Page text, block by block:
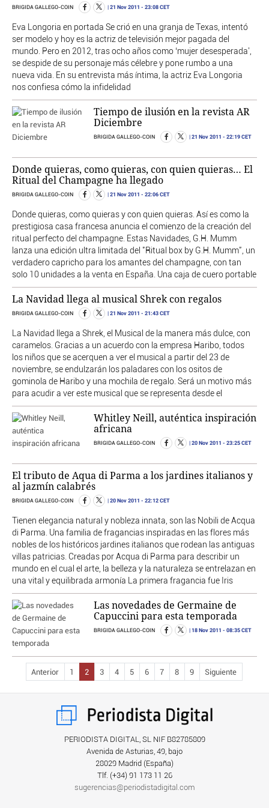
BRIGIDA GALLEGO-COIN 21 Nov 2011 - 23:08 CET
Eva Longoria en portada Se crió en una granja de Texas, intentó
ser modelo y hoy es la actriz de televisión mejor pagada del
mundo. Pero en 2012, tras ocho años como ‘mujer desesperada',
se despide de su personaje más célebre y pone rumbo a una
nueva vida. En su entrevista más íntima, la actriz Eva Longoria
nos confiesa cómo la infidelidad
Tiempo de ilusión en la revista AR
Diciembre
BRIGIDA GALLEGO-COIN 21 Nov 2011 - 22:19 CET
Donde quieras, como quieras, con quien quieras… El
Ritual del Champagne ha llegado
BRIGIDA GALLEGO-COIN 21 Nov 2011 - 22:06 CET
Donde quieras, como quieras y con quien quieras. Así es como la
prestigiosa casa francesa anuncia el comienzo de la creación del
ritual perfecto del champagne. Estas Navidades, G.H. Mumm
lanza una edición ultra limitada del "Ritual box by G.H. Mumm", un
verdadero capricho para los amantes del champagne, con tan
solo 10 unidades a la venta en España. Una caja de cuero portable
La Navidad llega al musical Shrek con regalos
BRIGIDA GALLEGO-COIN 21 Nov 2011 - 21:43 CET
La Navidad llega a Shrek, el Musical de la manera más dulce, con
caramelos. Gracias a un acuerdo con la empresa Haribo, todos
los niños que se acerquen a ver el musical a partir del 23 de
noviembre, se endulzarán los paladares con los ositos de
gominola de Haribo y una mochila de regalo. Será un motivo más
para acudir a ver este musical que se representa desde el
Whitley Neill, auténtica inspiración
africana
BRIGIDA GALLEGO-COIN 20 Nov 2011 - 23:25 CET
El tributo de Aqua di Parma a los jardines italianos y
al jazmín calabrés
BRIGIDA GALLEGO-COIN 20 Nov 2011 - 22:12 CET
Tienen elegancia natural y nobleza innata, son las Nobili de Acqua
di Parma. Una familia de fragancias inspiradas en las flores más
nobles de los históricos jardines italianos que rodean las antiguas
villas patricias. Creadas por Acqua di Parma para describir un
mundo en el cual el arte, la belleza y la naturaleza se entrelazan en
una vital y equilibrada armonía La primera fragancia fue Iris
Las novedades de Germaine de
Capuccini para esta temporada
BRIGIDA GALLEGO-COIN 18 Nov 2011 - 08:35 CET
Anterior 1 2 3 4 5 6 7 8 9 Siguiente
PERIODISTA DIGITAL, SL NIF B82785809
Avenida de Asturias, 49, bajo
28029 Madrid (España)
Tlf. (+34) ‎91 173 11 26
sugerencias@periodistadigital.com